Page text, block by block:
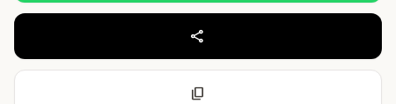
share
content_copy